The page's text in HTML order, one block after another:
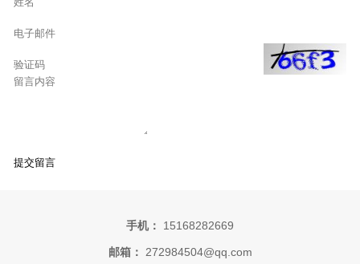
手机： 15168282669
邮箱： 272984504@qq.com